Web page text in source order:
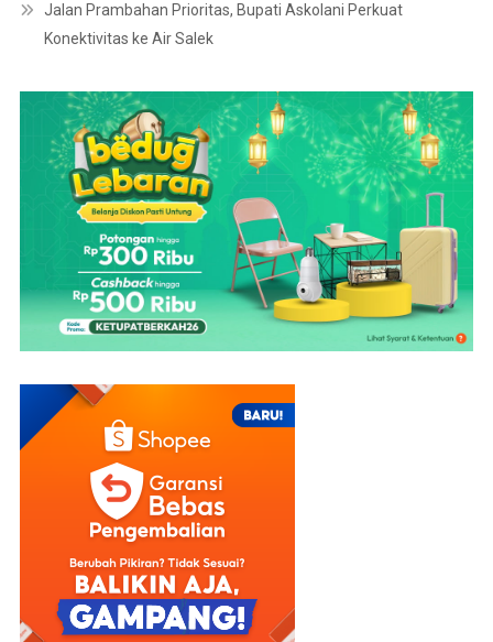
Jalan Prambahan Prioritas, Bupati Askolani Perkuat
Konektivitas ke Air Salek